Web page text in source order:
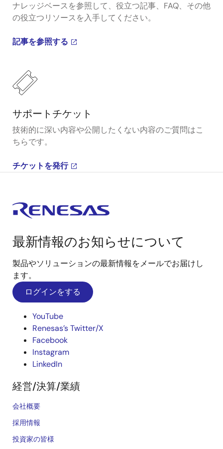
ナレッジベースを参照して、役立つ記事、FAQ、その他
の役立つリソースを入手してください。
記事を参照する
サポートチケット
技術的に深い内容や公開したくない内容のご質問はこ
ちらです。
チケットを発行
最新情報のお知らせについて
製品やソリューションの最新情報をメールでお届けし
ます。
ログインをする
YouTube
Renesas’s Twitter/X
Facebook
Instagram
LinkedIn
経営/決算/業績
会社概要
採用情報
投資家の皆様